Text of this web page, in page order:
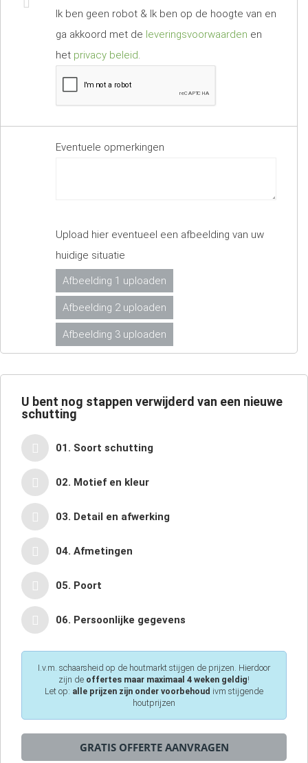
Ik ben geen robot & Ik ben op de hoogte van en
ga akkoord met de leveringsvoorwaarden en
het privacy beleid.
Eventuele opmerkingen
Upload hier eventueel een afbeelding van uw
huidige situatie
Afbeelding 1 uploaden
Afbeelding 2 uploaden
Afbeelding 3 uploaden
U bent nog stappen verwijderd van een nieuwe
schutting
01. Soort schutting
02. Motief en kleur
03. Detail en afwerking
04. Afmetingen
05. Poort
06. Persoonlijke gegevens
I.v.m. schaarsheid op de houtmarkt stijgen de prijzen. Hierdoor
zijn de offertes maar maximaal 4 weken geldig!
Let op: alle prijzen zijn onder voorbehoud ivm stijgende
houtprijzen